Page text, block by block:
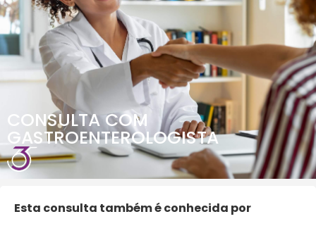
CONSULTA COM
GASTROENTEROLOGISTA
Esta consulta também é conhecida por